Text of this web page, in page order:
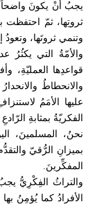
يجبُ أنْ يكونَ واضحاً
ثروتِها، ثمّ احتفظت
وتنمي ثروتَها،
والأمّةُ التي يكثُرُ
قواعدِها العمليّةِ،
والانحطاطُ
عليها الأمَمُ
الفكريّةُ بمثابةِ
نحنُ، المسلمينَ،
بميزانِ الرُّقيّ
المفكِّرينَ.
والتراثُ الفِكْرِيُّ
الأفرادُ كما يُؤمِنُ